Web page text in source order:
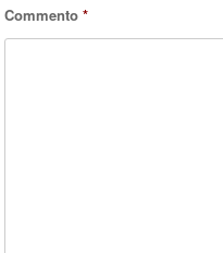
Commento*